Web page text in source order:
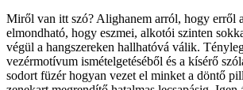
Miről van itt szó? Alighanem arról, hogy erről
elmondható, hogy eszmei, alkotói szinten
végül a hangszereken hallhatóvá válik.
vezérmotívum ismételgetéséből és a kísérő
sodort füzér hogyan vezet el minket a döntő